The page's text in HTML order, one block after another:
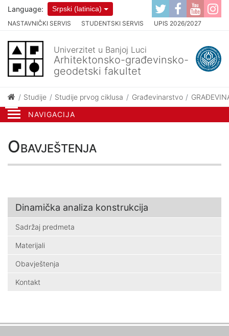
NAVIGACIJA
NASTAVNIČKI SERVIS STUDENTSKI SERVIS UPIS 2026/2027
Language: Srpski (latinica)
Univerzitet u Banjoj Luci
Arhitektonsko-građevinsko-
geodetski fakultet
Studije Studije prvog ciklusa Građevinarstvo
Dinamička analiza konstrukcija
Sadržaj predmeta
Materijali
Obavještenja
Kontakt
Obavještenja